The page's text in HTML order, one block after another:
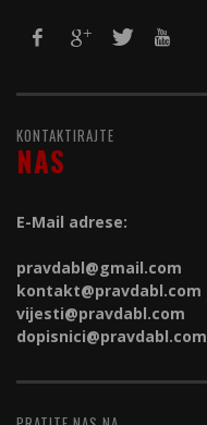
KONTAKTIRAJTE
NAS
E-Mail adrese:
pravdabl@gmail.com
kontakt@pravdabl.com
vijesti@pravdabl.com
dopisnici@pravdabl.com